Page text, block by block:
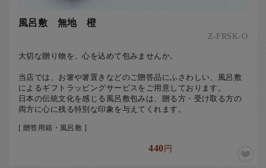
風呂敷 無地 橙
Z-FRSK-O
大切な贈り物を、心を込めて包みませんか。
当店では、お箸や箸置きなどのご贈答品にふさわしい、風呂敷
によるギフトラッピングサービスをご用意しております。
日本の伝統文化を感じる風呂敷包みは、贈る方・受け取る方の
両方に心に残る特別な印象を与えてくれます。
[ 贈答用箱・風呂敷 ]
440円